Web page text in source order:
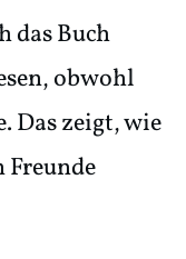
das Buch
obwohl
Das zeigt, wie
Freunde